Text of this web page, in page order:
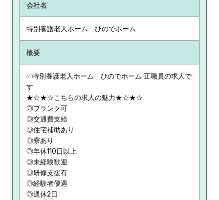
会社名
特別養護老人ホーム ひのでホーム
概要
✅特別養護老人ホーム ひのでホーム 正職員の求人で
す
★☆★☆こちらの求人の魅力★☆★☆
◎ブランク可
◎交通費支給
◎住宅補助あり
◎寮あり
◎年休110日以上
◎未経験歓迎
◎研修支援有
◎経験者優遇
◎週休2日